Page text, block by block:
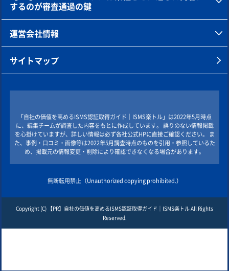
するのが審査通過の鍵
運営会社情報
サイトマップ
「自社の価値を高めるISMS認証取得ガイド｜ISMS楽トル」は2022年5月時点
に、編集チームが調査した内容をもとに作成しています。 誤りのない情報掲載
を心掛けていますが、詳しい情報は必ず各社公式HPに直接ご確認ください。 ま
た、事例・口コミ・画像等は2022年5月調査時点のものを引用・参照しているた
め、掲載元の情報変更・削除により確認できなくなる場合があります。
無断転用禁止（Unauthorized copying prohibited.）
Copyright (C) 自社の価値を高めるISMS認証取得ガイド｜ISMS楽トルAll Rights
Reserved.